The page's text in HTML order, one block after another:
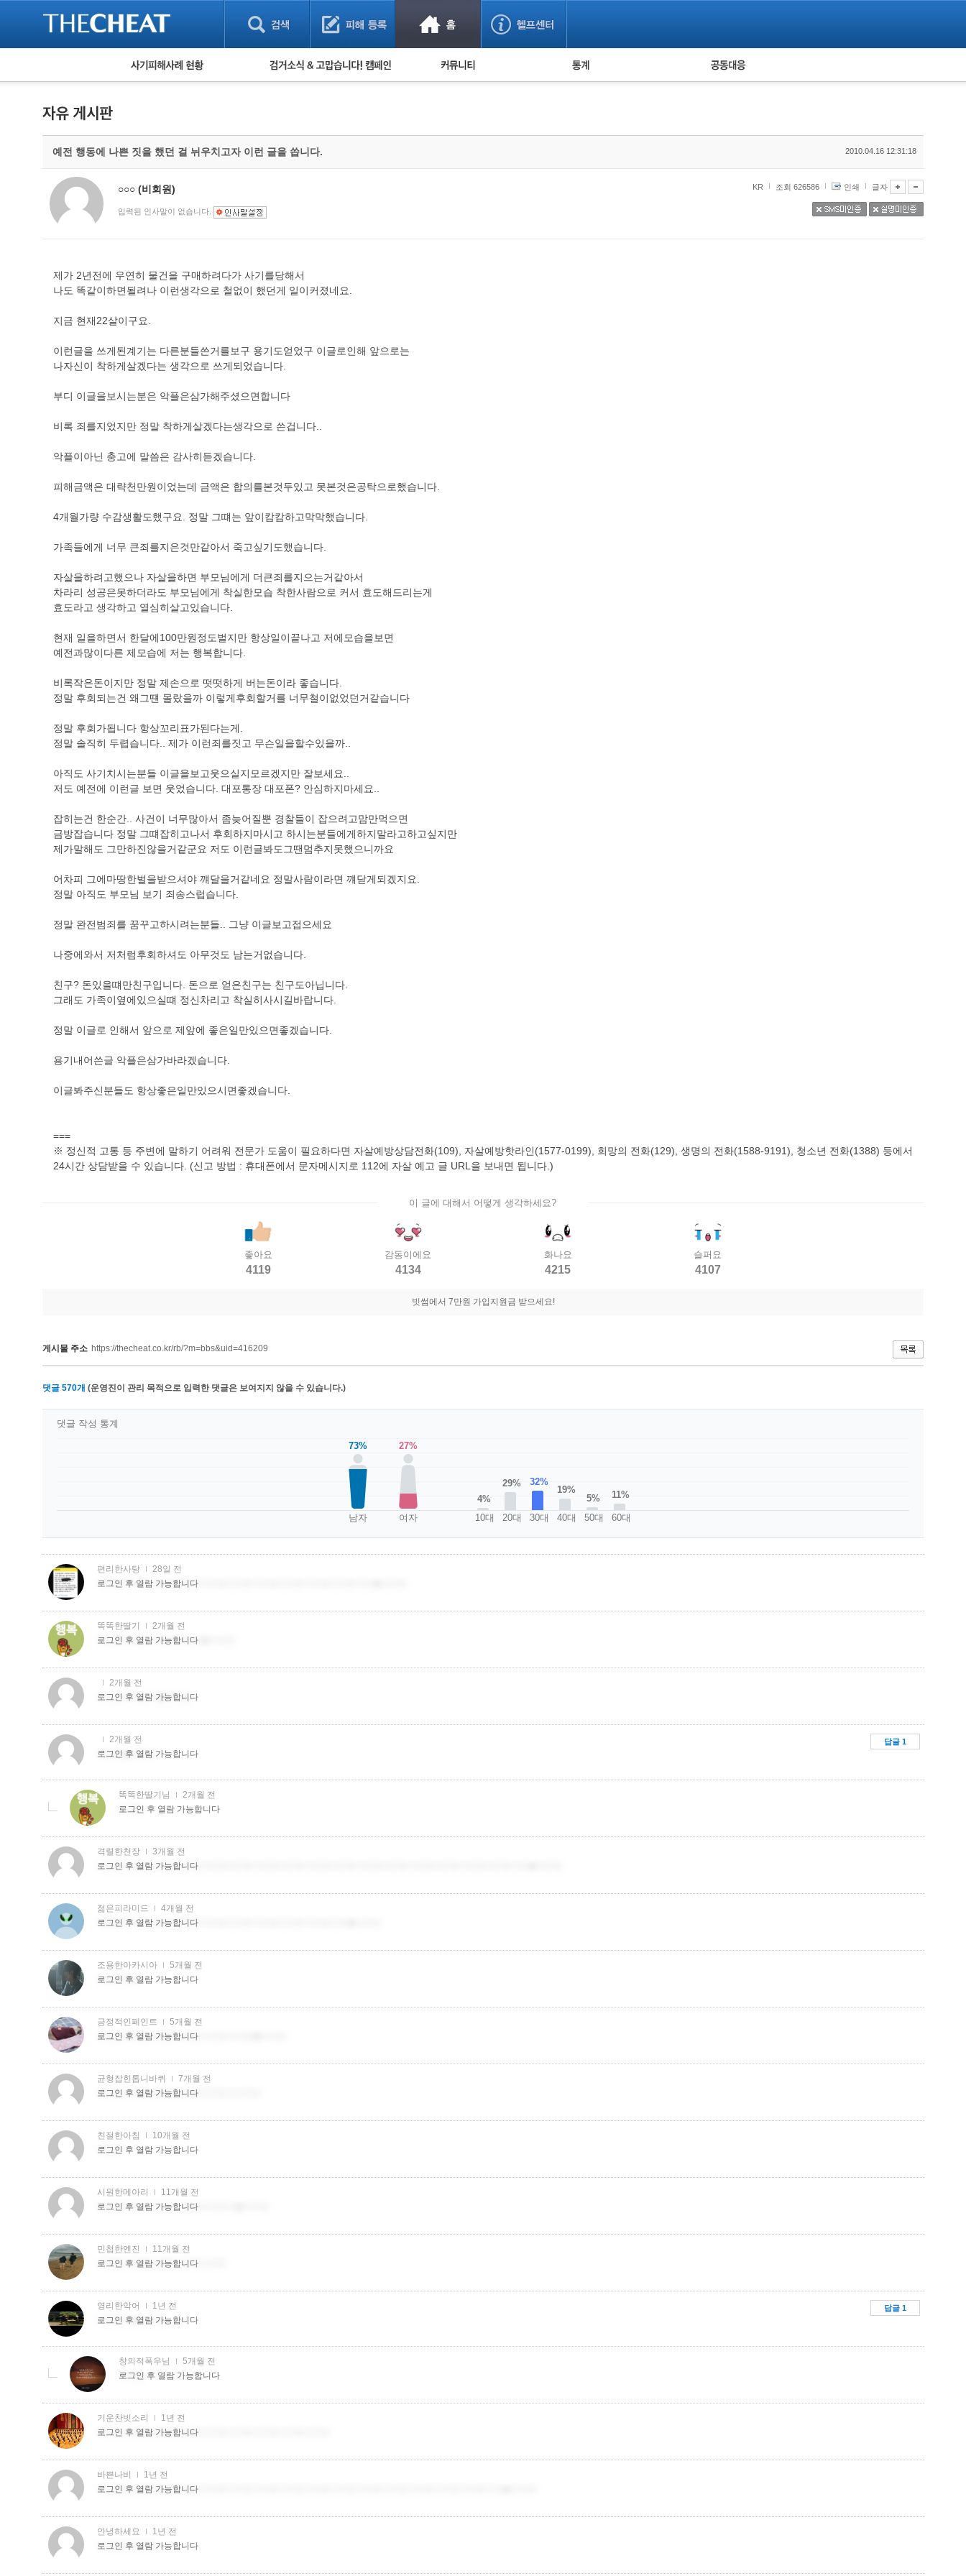
피해사례 현황
보이스피싱 피해사례
유해사이트 목록
비공개 피해사례
워킹홀리데이 피해사례
검거 소식 사기 예방했어요! 누적 피해사례 통계 피해자 공동대응
예전 행동에 나쁜 짓을 했던 걸 뉘우치고자 이런 글을 씁니다. 2010.04.16 12:31:18
○○○ (비회원)
입력된 인사말이 없습니다.
KR 조회 626586 인쇄 글자
제가 2년전에 우연히 물건을 구매하려다가 사기를당해서
나도 똑같이하면될려나 이런생각으로 철없이 했던게 일이커졌네요.
지금 현재22살이구요.
이런글을 쓰게된계기는 다른분들쓴거를보구 용기도얻었구 이글로인해 앞으로는
나자신이 착하게살겠다는 생각으로 쓰게되었습니다.
부디 이글을보시는분은 악플은삼가해주셨으면합니다
비록 죄를지었지만 정말 착하게살겠다는생각으로 쓴겁니다..
악플이아닌 충고에 말씀은 감사히듣겠습니다.
피해금액은 대략천만원이었는데 금액은 합의를본것두있고 못본것은공탁으로했습니다.
4개월가량 수감생활도했구요. 정말 그떄는 앞이캄캄하고막막했습니다.
가족들에게 너무 큰죄를지은것만같아서 죽고싶기도했습니다.
자살을하려고했으나 자살을하면 부모님에게 더큰죄를지으는거같아서
차라리 성공은못하더라도 부모님에게 착실한모습 착한사람으로 커서 효도해드리는게
효도라고 생각하고 열심히살고있습니다.
현재 일을하면서 한달에100만원정도벌지만 항상일이끝나고 저에모습을보면
예전과많이다른 제모습에 저는 행복합니다.
비록작은돈이지만 정말 제손으로 떳떳하게 버는돈이라 좋습니다.
정말 후회되는건 왜그떈 몰랐을까 이렇게후회할거를 너무철이없었던거같습니다
정말 후회가됩니다 항상꼬리표가된다는게.
정말 솔직히 두렵습니다.. 제가 이런죄를짓고 무슨일을할수있을까..
아직도 사기치시는분들 이글을보고웃으실지모르겠지만 잘보세요..
저도 예전에 이런글 보면 웃었습니다. 대포통장 대포폰? 안심하지마세요..
잡히는건 한순간.. 사건이 너무많아서 좀늦어질뿐 경찰들이 잡으려고맘만먹으면
금방잡습니다 정말 그떄잡히고나서 후회하지마시고 하시는분들에게하지말라고하고싶지만
제가말해도 그만하진않을거같군요 저도 이런글봐도그땐멈추지못했으니까요
어차피 그에마땅한벌을받으셔야 꺠달을거같네요 정말사람이라면 꺠닫게되겠지요.
정말 아직도 부모님 보기 죄송스럽습니다.
정말 완전범죄를 꿈꾸고하시려는분들.. 그냥 이글보고접으세요
나중에와서 저처럼후회하셔도 아무것도 남는거없습니다.
친구? 돈있을떄만친구입니다. 돈으로 얻은친구는 친구도아닙니다.
그래도 가족이옆에있으실떄 정신차리고 착실히사시길바랍니다.
정말 이글로 인해서 앞으로 제앞에 좋은일만있으면좋겠습니다.
용기내어쓴글 악플은삼가바라겠습니다.
이글봐주신분들도 항상좋은일만있으시면좋겠습니다.
===
※ 정신적 고통 등 주변에 말하기 어려워 전문가 도움이 필요하다면 자살예방상담전화(109), 자살예방핫라인(1577-0199), 희망의 전화(129), 생명의 전화(1588-9191), 청소년 전화(1388) 등에서
24시간 상담받을 수 있습니다. (신고 방법 : 휴대폰에서 문자메시지로 112에 자살 예고 글 URL을 보내면 됩니다.)
이 글에 대해서 어떻게 생각하세요?
좋아요
4119
감동이에요
4134
화나요
4215
슬퍼요
4107
빗썸에서 7만원 가입지원금 받으세요!
게시물 주소 https://thecheat.co.kr/rb/?m=bbs&uid=416209
댓글 570개 (운영진이 관리 목적으로 입력한 댓글은 보여지지 않을 수 있습니다.)
73%
남자
27%
여자
4%
10대
29%
20대
32%
30대
19%
40대
5%
50대
11%
60대
댓글 작성 통계